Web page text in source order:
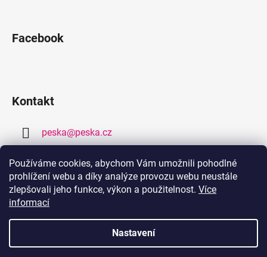
Používáme cookies, abychom Vám umožnili pohodlné
prohlížení webu a díky analýze provozu webu neustále
zlepšovali jeho funkce, výkon a použitelnost. Více
informací
Nastavení
Facebook
Kontakt
peska@peska.cz
377 259 632
778 459 632